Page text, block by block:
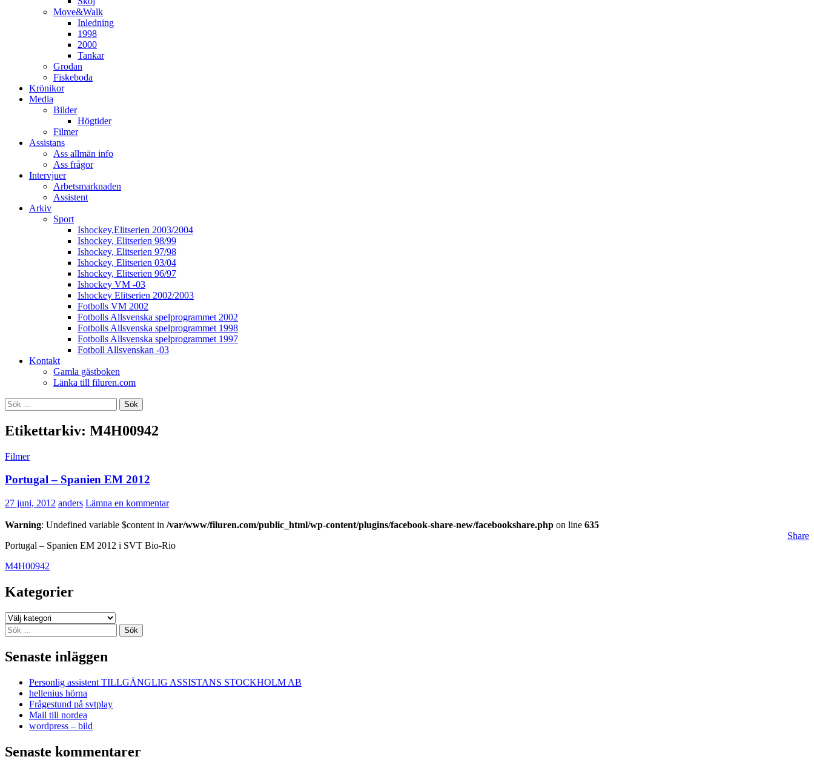
Move&Walk
Inledning
1998
2000
Tankar
Grodan
Fiskeboda
Krönikor
Media
Bilder
Högtider
Filmer
Assistans
Ass allmän info
Ass frågor
Intervjuer
Arbetsmarknaden
Assistent
Arkiv
Sport
Ishockey,Elitserien 2003/2004
Ishockey, Elitserien 98/99
Ishockey, Elitserien 97/98
Ishockey, Elitserien 03/04
Ishockey, Elitserien 96/97
Ishockey VM -03
Ishockey Elitserien 2002/2003
Fotbolls VM 2002
Fotbolls Allsvenska spelprogrammet 2002
Fotbolls Allsvenska spelprogrammet 1998
Fotbolls Allsvenska spelprogrammet 1997
Fotboll Allsvenskan -03
Kontakt
Gamla gästboken
Länka till filuren.com
Sök
efter:
Etikettarkiv: M4H00942
Filmer
Portugal – Spanien EM 2012
27 juni, 2012 anders Lämna en kommentar
Warning: Undefined variable $content in /var/www/filuren.com/public_html/wp-content/plugins/facebook-share-new/facebookshare.php on line 635
Share
Portugal – Spanien EM 2012 i SVT Bio-Rio
M4H00942
Kategorier
Kategorier
Sök
efter:
Senaste inläggen
Personlig assistent TILLGÄNGLIG ASSISTANS STOCKHOLM AB
hellenius hörna
Frågestund på svtplay
Mail till nordea
wordpress – bild
Senaste kommentarer